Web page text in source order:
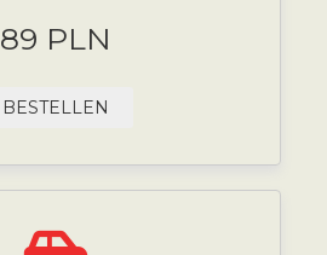
89 PLN
BESTELLEN